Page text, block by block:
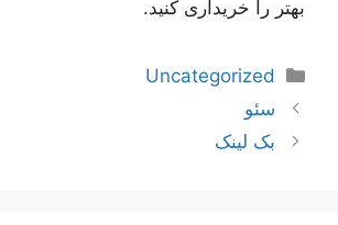
بهتر را خریداری کنید.
دسته‌ها
Uncategorized
ناوبری
نوشته‌ها
سئو
بک لینک